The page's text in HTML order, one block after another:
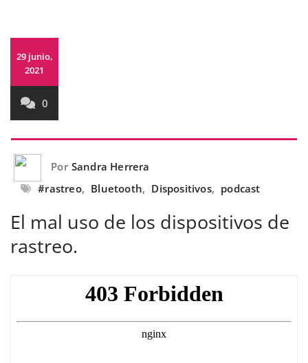
29 junio,
2021
0
Por Sandra Herrera
#rastreo, Bluetooth, Dispositivos, podcast
El mal uso de los dispositivos de
rastreo.